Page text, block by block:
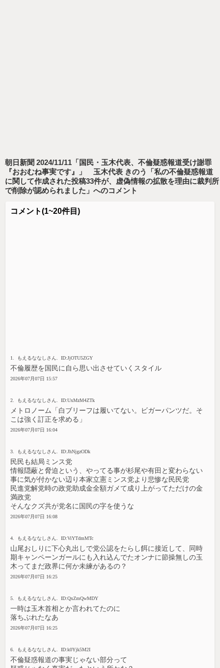
朝日新聞 2024/11/11「国民・玉木代表、不倫疑惑報道受け謝罪
『おおむね事実です』」 玉木代表 きのう「私の不倫疑惑報道
に関して作成された投稿33件が、虚偽情報の拡散を理由に裁判所
で削除が認められました」 へのコメント
コメント(1~20件目)
1. もえるななしさん. ID:JjOTU5ZGY
不倫履歴を国民に自ら思い出させていくスタイル
2026年07月07日 15:57
2. もえるななしさん. ID:UxMzM4ZTk
メトロノーム「白ブリーフは履いてない。ビガーパンツだ。そ
こは強く訂正を求める」
2026年07月07日 16:04
3. もえるななしさん. ID:JhNjgzODk
民民も結局ミンス党
情報隠蔽と脅迫という、やってる事が杉尾や有田と変わらない
事に気が付かない辺り本家立憲ミンス党より悲惨な民民党
民進党解党時の政党助成金全額ガメて成り上がってただけの金
満政党
そんなクズ共が党名に国民の字を使うな
2026年07月07日 16:08
4. もえるななしさん. ID:ViYTdmMTc
山尾おしりに下心丸出しで党公認をたらし餌に接近して、同時
期キャンペーンガールにも入れ込んでたオンナに節操無しの玉
木ってまだ政界に何か未練があるの？
2026年07月07日 16:25
5. もえるななしさん. ID:QxZmQwMDY
一時は玉木首相とか言われてたのに
落ちぶれたなあ
2026年07月07日 16:25
6. もえるななしさん. ID:k0Yjk5M2I
不倫疑惑報道の事実じゃない部分って